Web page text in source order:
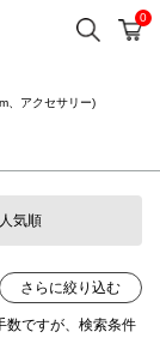
検索 カ
0
、アクセサリー)
人気順
さらに絞り込む
数ですが、検索条件